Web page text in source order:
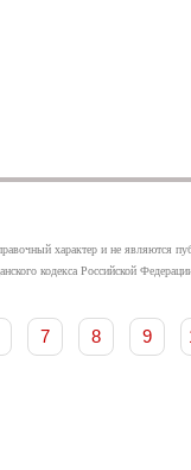
характер и не являются
кодекса Российской
7 8 9